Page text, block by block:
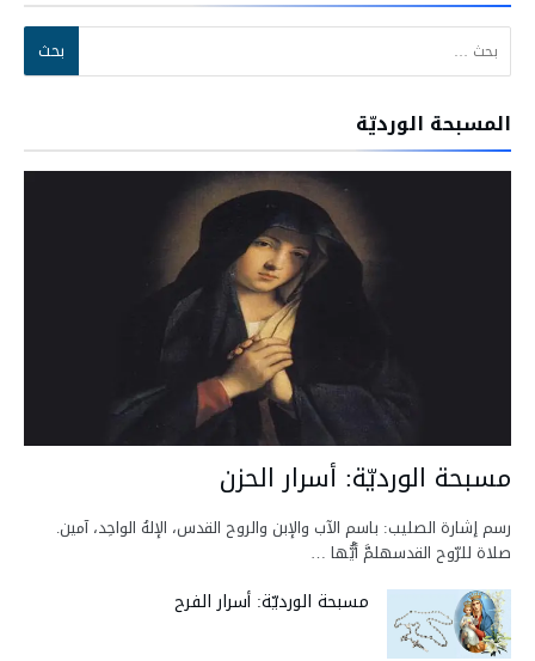
البحث عن:
المسبحة الورديّة
مسبحة الورديّة: أسرار الحزن
رسم إشارة الصليب: باسم الآب والإبن والروح القدس، الإلهُ الواحِد، آمين.
صلاة للرّوح القدسهلمَّ أيُّها …
مسبحة الورديّة: أسرار الفرح